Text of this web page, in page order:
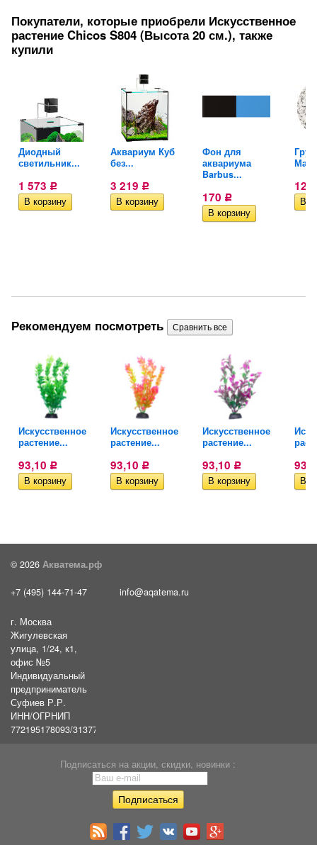
Покупатели, которые приобрели Искусственное
растение Chicos S804 (Высота 20 см.), также
купили
Диодный
светильник...
1 573 Р
Аквариум Куб
без...
3 219 Р
Фон для
аквариума
Barbus...
170 Р
122
Рекомендуем посмотреть
Искусственное
растение...
93,10 Р
Искусственное
растение...
93,10 Р
Искусственное
растение...
93,10 Р
© 2026 Акватема.рф
+7 (495) 144-71-47 info@aqatema.ru
г. Москва
Жигулевская
улица, 1/24, к1,
офис №5
Индивидуальный
предприниматель
Суфиев Р.Р.
ИНН/ОГРНИП
772195178093/31377461610054
Подписаться на акции, скидки, новинки :